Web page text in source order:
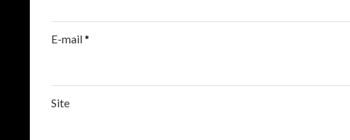
E-mail*
Site